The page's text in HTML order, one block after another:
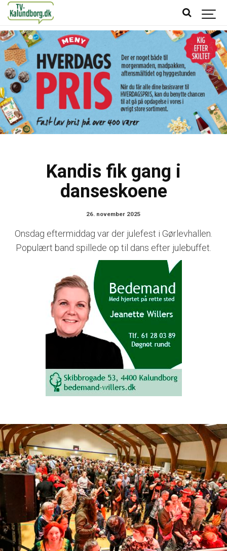
Kandis fik gang i
danseskoene
26. november 2025
Onsdag eftermiddag var der julefest i Gørlevhallen.
Populært band spillede op til dans efter julebuffet.